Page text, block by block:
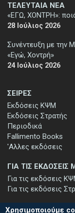
ΣΕΙΡΕΣ
Εκδόσεις ΚΨΜ
Εκδόσεις Στρατής
Περιοδικά
Fallimento Books
'Αλλες εκδόσεις
ΤΕΛΕΥΤΑΙΑ ΝΕΑ
«ΕΓΩ, ΧΟΝΤΡΗ»:
28 Ιούλιος 2026
Συνέντευξη με την
«Εγώ, Χοντρή»
24 Ιούλιος 2026
ΓΙΑ ΤΙΣ ΕΚΔΟΣΕΙΣ
Για τις εκδόσεις
Για τις εκδόσεις
Χρησιμοποιούμε